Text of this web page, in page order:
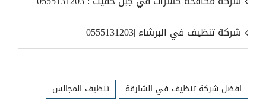
شركة تنظيف في البرشاء |0555131203
افضل شركة تنظيف في الشارقة
تنظيف المجالس